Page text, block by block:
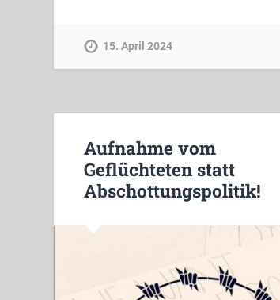
15. April 2024
Aufnahme vom
Geflüchteten statt
Abschottungspolitik!